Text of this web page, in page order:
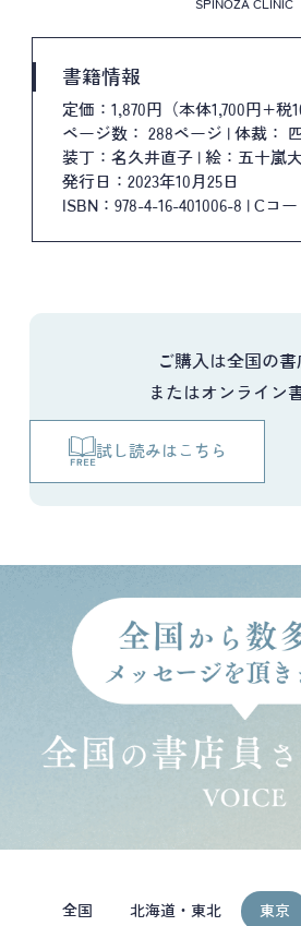
SPINOZA CLINIC
書籍情報
定価：1,870円（本体1,700円+税
ページ数： 288ページ | 体裁：
装丁：名久井直子 | 絵：五十嵐
発行日：2023年10月25日
ISBN：978-4-16-401006-8 | Cコ
ご購入は全国の書
またはオンライン
試し読みはこちら
全国 北海道・東北 東京